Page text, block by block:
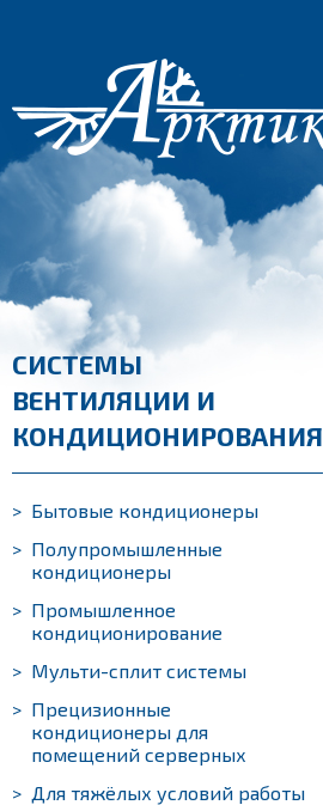
СИСТЕМЫ
ВЕНТИЛЯЦИИ И
КОНДИЦИОНИРОВАНИЯ
> Бытовые кондиционеры
> Полупромышленные
кондиционеры
> Промышленное
кондиционирование
> Мульти-сплит системы
> Прецизионные
кондиционеры для
помещений серверных
> Для тяжёлых условий работы